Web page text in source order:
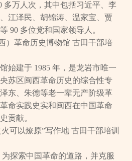
多万人次，其中包括习近平、李
江泽民、胡锦涛、温家宝、贾
90 多位党和国家领导人。
）革命历史博物馆 古田干部培
始建于 1985 年，是龙岩市唯一
苏区闽西革命历史的综合性专
东、朱德等老一辈无产阶级革
命实践史实和闽西在中国革命
贡献。
可以燎原”写作地 古田干部培训
为探索中国革命的道路，并克服